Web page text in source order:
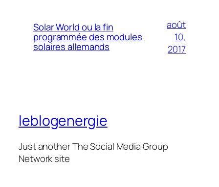
Solar World ou la fin
programmée des modules
solaires allemands
août
10,
2017
leblogenergie
Just another The Social Media Group
Network site